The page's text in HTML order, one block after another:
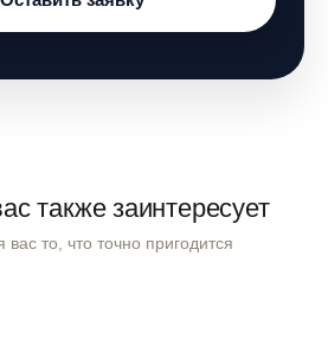
также заинтересует
то, что точно пригодится